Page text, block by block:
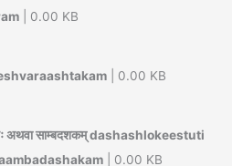
| 0.00 KB
| 0.00 KB
अथवा साम्बदशकम् dashashlokeestuti
| 0.00 KB